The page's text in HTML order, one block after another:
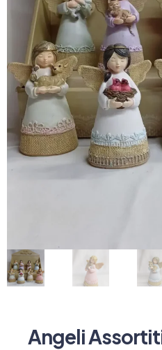
Angeli